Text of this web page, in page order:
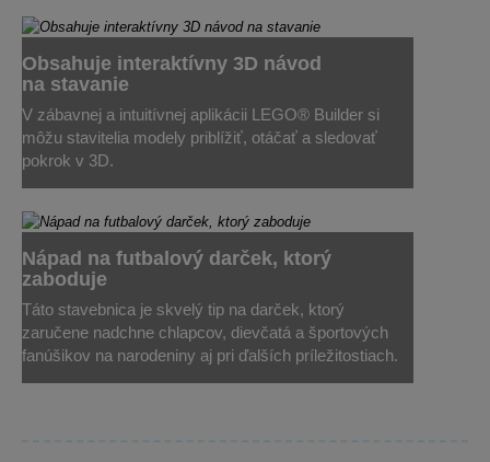
Obsahuje interaktívny 3D návod
na stavanie
V zábavnej a intuitívnej aplikácii LEGO® Builder si
môžu stavitelia modely priblížiť, otáčať a sledovať
pokrok v 3D.
Nápad na futbalový darček, ktorý
zaboduje
Táto stavebnica je skvelý tip na darček, ktorý
zaručene nadchne chlapcov, dievčatá a športových
fanúšikov na narodeniny aj pri ďalších príležitostiach.